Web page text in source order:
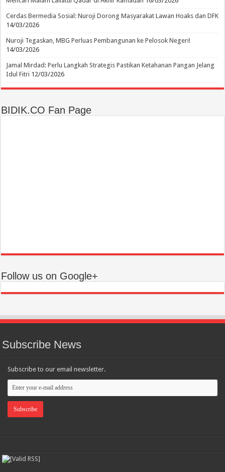
Cerdas Bermedia Sosial: Nuroji Dorong Masyarakat Lawan Hoaks dan DFK
14/03/2026
Nuroji Tegaskan, MBG Perluas Pembangunan ke Pelosok Negeri!
14/03/2026
Jamal Mirdad: Perlu Langkah Strategis Pastikan Ketahanan Pangan Jelang
Idul Fitri 12/03/2026
BIDIK.CO Fan Page
Follow us on Google+
Subscribe News
Subscribe to our email newsletter.